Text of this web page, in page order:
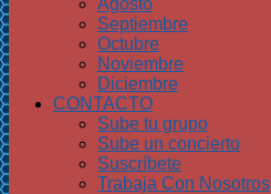
Agosto
Septiembre
Octubre
Noviembre
Diciembre
CONTACTO
Sube tu grupo
Sube un concierto
Suscríbete
Trabaja Con Nosotros